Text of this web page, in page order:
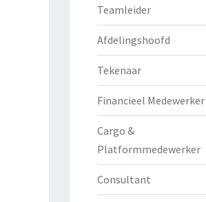
Teamleider
Afdelingshoofd
Tekenaar
Financieel Medewerker
Cargo &
Platformmedewerker
Consultant